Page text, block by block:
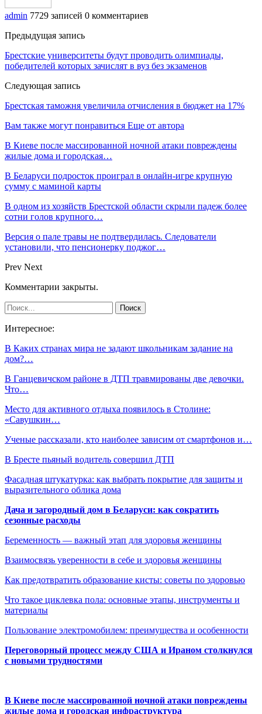
admin 7729 записей 0 комментариев
Предыдущая запись
Брестские университеты будут проводить олимпиады,
победителей которых зачислят в вуз без экзаменов
Следующая запись
Брестская таможня увеличила отчисления в бюджет на 17%
Вам также могут понравиться Еще от автора
В Киеве после массированной ночной атаки повреждены
жилые дома и городская…
В Беларуси подросток проиграл в онлайн-игре крупную
сумму с маминой карты
В одном из хозяйств Брестской области скрыли падеж более
сотни голов крупного…
Версия о пале травы не подтвердилась. Следователи
установили, что пенсионерку поджог…
Prev Next
Комментарии закрыты.
Интересное:
В Каких странах мира не задают школьникам задание на
дом?…
В Ганцевичском районе в ДТП травмированы две девочки.
Что…
Место для активного отдыха появилось в Столине:
«Савушкин…
Ученые рассказали, кто наиболее зависим от смартфонов и…
В Бресте пьяный водитель совершил ДТП
Фасадная штукатурка: как выбрать покрытие для защиты и
выразительного облика дома
Дача и загородный дом в Беларуси: как сократить
сезонные расходы
Беременность — важный этап для здоровья женщины
Взаимосвязь уверенности в себе и здоровья женщины
Как предотвратить образование кисты: советы по здоровью
Что такое циклевка пола: основные этапы, инструменты и
материалы
Пользование электромобилем: преимущества и особенности
Переговорный процесс между США и Ираном столкнулся
с новыми трудностями
В Киеве после массированной ночной атаки повреждены
жилые дома и городская инфраструктура